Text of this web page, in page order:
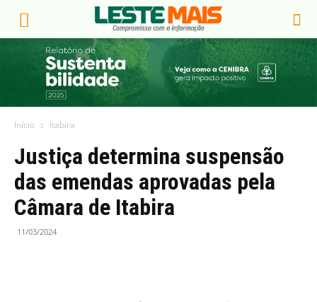
Início Itabira
Justiça determina suspensão
das emendas aprovadas pela
Câmara de Itabira
11/03/2024